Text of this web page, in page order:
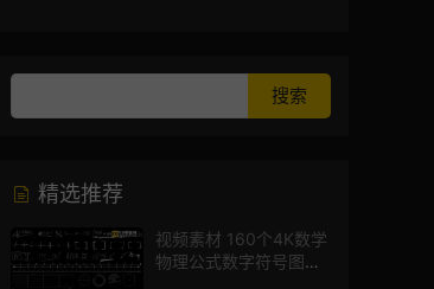
精选推荐
视频素材 160个4K数学
物理公式数字符号图标